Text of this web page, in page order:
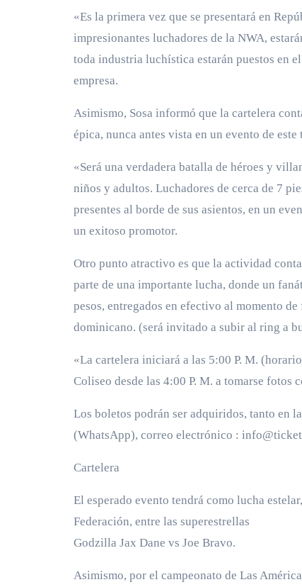
«Es la primera vez que se presentará en
impresionantes luchadores de la NWA,
toda industria luchística estarán puestos en
empresa.
Asimismo, Sosa informó que la cartelera
épica, nunca antes vista en un evento de este
«Será una verdadera batalla de héroes y
niños y adultos. Luchadores de cerca de 7
presentes al borde de sus asientos, en un
un exitoso promotor.
Otro punto atractivo es que la actividad
parte de una importante lucha, donde un
pesos, entregados en efectivo al momento
dominicano. (será invitado a subir al ring a
«La cartelera iniciará a las 5:00 P. M.
Coliseo desde las 4:00 P. M. a tomarse
Los boletos podrán ser adquiridos, tanto en
(WhatsApp), correo electrónico :
Cartelera
El esperado evento tendrá como lucha
Federación, entre las superestrellas
Godzilla Jax Dane vs Joe Bravo.
Asimismo, por el campeonato de Las